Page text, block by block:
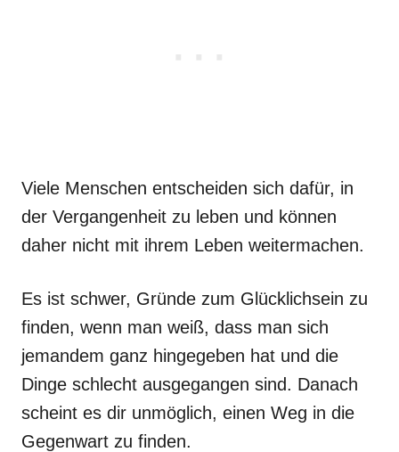
Viele Menschen entscheiden sich dafür, in
der Vergangenheit zu leben und können
daher nicht mit ihrem Leben weitermachen.
Es ist schwer, Gründe zum Glücklichsein zu
finden, wenn man weiß, dass man sich
jemandem ganz hingegeben hat und die
Dinge schlecht ausgegangen sind. Danach
scheint es dir unmöglich, einen Weg in die
Gegenwart zu finden.